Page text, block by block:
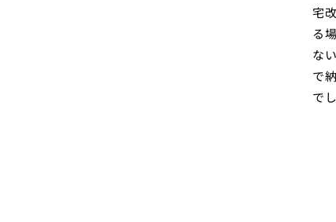
宅
る
な
で
で